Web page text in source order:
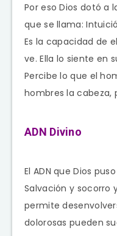
Por eso Dios dotó a
que se llama:
Es la capacidad de
ve. Ella lo siente en
Percibe lo que el
hombres la cabeza,
ADN Divino
El ADN que Dios
Salvación y socorro
permite
dolorosas pueden